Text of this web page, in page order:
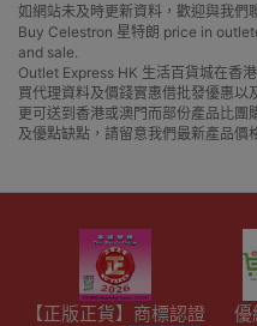
如網站未及時更新資料，歡迎與我們
Buy Celestron 星特朗 price in
and sale.
Outlet Express HK 生活百貨城在香
買代理資料及價錢實惠借批發優惠以
更可送到香港或澳門而部份產品比團
及優點缺點，請留意我們最新產品價
【正版正貨】商標認證 優